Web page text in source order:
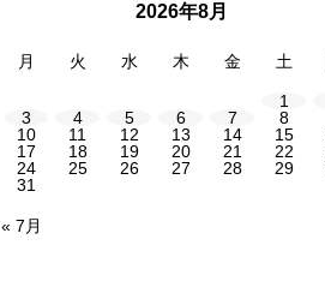
2026年8月
月 火 水 木 金 土
1
3
4 5 6 7 8
10
11 12 13 14 15
17
18 19 20 21 22
24
25 26 27 28 29
31
« 7月